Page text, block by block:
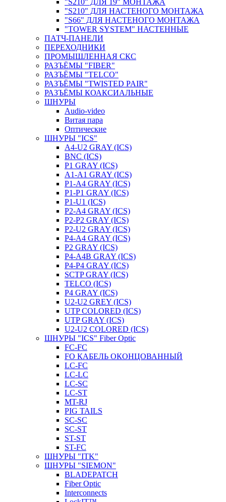
"S210" ДЛЯ НАСТЕНОГО МОНТАЖА
"S66" ДЛЯ НАСТЕНОГО МОНТАЖА
"TOWER SYSTEM" НАСТЕННЫЕ
ПАТЧ-ПАНЕЛИ
ПЕРЕХОДНИКИ
ПРОМЫШЛЕННАЯ СКС
РАЗЪЁМЫ "FIBER"
РАЗЪЁМЫ "TELCO"
РАЗЪЁМЫ "TWISTED PAIR"
РАЗЪЁМЫ КОАКСИАЛЬНЫЕ
ШНУРЫ
Audio-video
Витая пара
Оптические
ШНУРЫ "ICS"
A4-U2 GRAY (ICS)
BNC (ICS)
P1 GRAY (ICS)
A1-A1 GRAY (ICS)
P1-A4 GRAY (ICS)
P1-P1 GRAY (ICS)
P1-U1 (ICS)
P2-A4 GRAY (ICS)
P2-P2 GRAY (ICS)
P2-U2 GRAY (ICS)
P4-A4 GRAY (ICS)
P2 GRAY (ICS)
P4-A4B GRAY (ICS)
P4-P4 GRAY (ICS)
SCTP GRAY (ICS)
TELCO (ICS)
P4 GRAY (ICS)
U2-U2 GREY (ICS)
UTP COLORED (ICS)
UTP GRAY (ICS)
U2-U2 COLORED (ICS)
ШНУРЫ "ICS" Fiber Optic
FC-FC
FO КАБЕЛЬ ОКОНЦОВАННЫЙ
LC-FC
LC-LC
LC-SC
LС-ST
MT-RJ
PIG TAILS
SC-SC
SC-ST
ST-ST
ST-FC
ШНУРЫ "ITK"
ШНУРЫ "SIEMON"
BLADEPATCH
Fiber Optic
Interconnects